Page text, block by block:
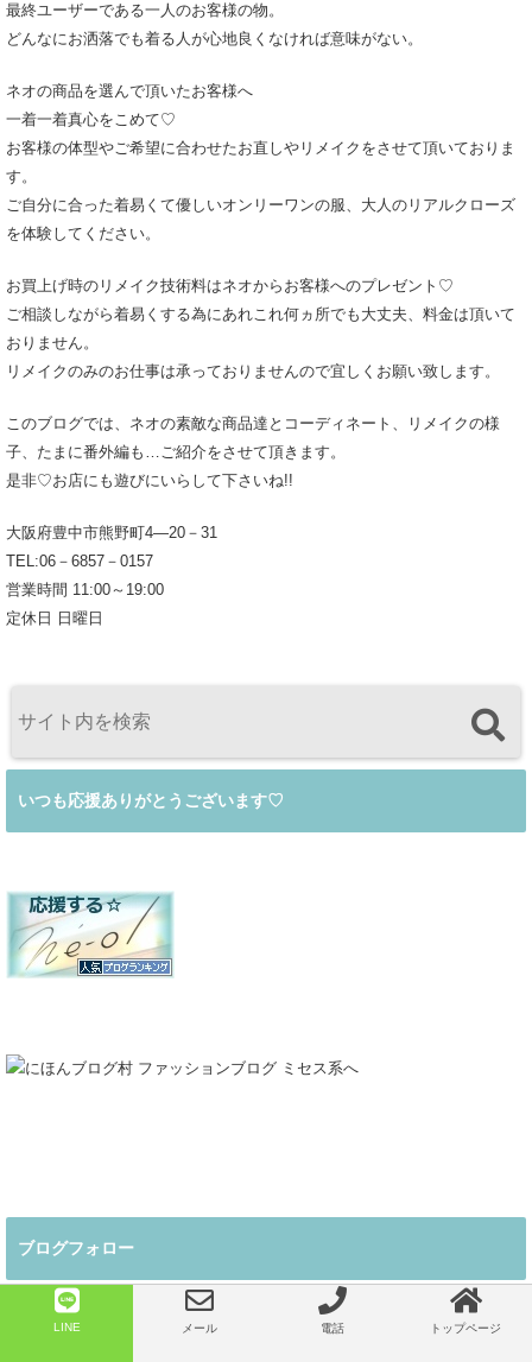
最終ユーザーである一人のお客様の物。
どんなにお洒落でも着る人が心地良くなければ意味がない。
ネオの商品を選んで頂いたお客様へ
一着一着真心をこめて♡
お客様の体型やご希望に合わせたお直しやリメイクをさせて頂いておりま
す。
ご自分に合った着易くて優しいオンリーワンの服、大人のリアルクローズ
を体験してください。
お買上げ時のリメイク技術料はネオからお客様へのプレゼント♡
ご相談しながら着易くする為にあれこれ何ヵ所でも大丈夫、料金は頂いて
おりません。
リメイクのみのお仕事は承っておりませんので宜しくお願い致します。
このブログでは、ネオの素敵な商品達とコーディネート、リメイクの様
子、たまに番外編も…ご紹介をさせて頂きます。
是非♡お店にも遊びにいらして下さいね!!
大阪府豊中市熊野町4―20－31
TEL:06－6857－0157
営業時間 11:00～19:00
定休日 日曜日
いつも応援ありがとうございます♡
ブログフォロー
LINE メール 電話 トップページ